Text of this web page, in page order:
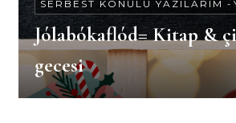
SERBEST KONULU YAZILARIM -
Jólabókaflód= Kitap &
gecesi